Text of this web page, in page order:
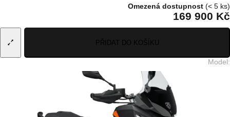
Omezená dostupnost (< 5 ks)
169 900 Kč
PŘIDAT DO KOŠÍKU
Model: